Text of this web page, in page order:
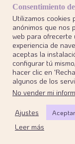
Consentimiento
Utilizamos cookies
anónimos que nos
web para
experiencia de
aceptas la
configurar tú
hacer clic en
algunos de los
No vender mi
Ajustes Aceptar
Leer más